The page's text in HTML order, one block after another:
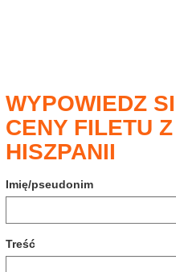
WYPOWIEDZ
CENY FILETU
HISZPANII
Imię/pseudonim
Treść